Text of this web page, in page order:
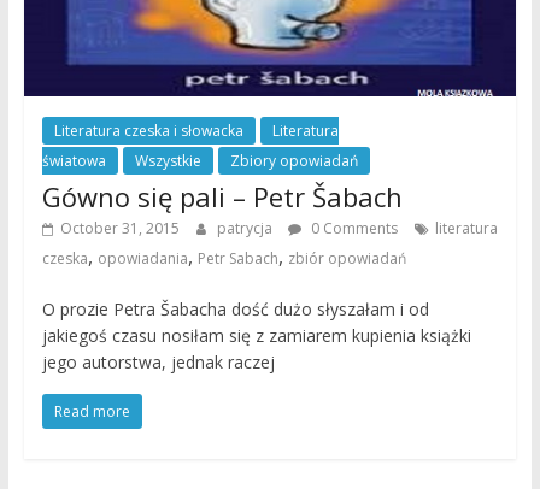
Literatura czeska i słowacka
Literatura
światowa
Wszystkie Zbiory opowiadań
Gówno się pali – Petr Šabach
October 31, 2015 patrycja 0 Comments
literatura
czeska, opowiadania, Petr Sabach, zbiór opowiadań
O prozie Petra Šabacha dość dużo słyszałam i od
jakiegoś czasu nosiłam się z zamiarem kupienia książki
jego autorstwa, jednak raczej
Read more